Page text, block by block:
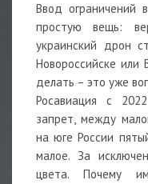
Ввод ограничений
простую вещь:
украинский дрон
Новороссийске или
делать – это уже
Росавиация с
запрет, между
на юге России
малое. За
цвета. Почему